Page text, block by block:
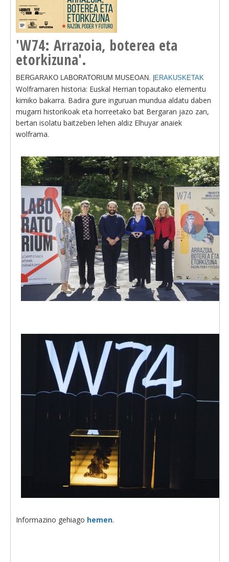
'W74: Arrazoia, boterea eta
etorkizuna'.
BERGARAKO LABORATORIUM MUSEOAN. | ERAKUSKETAK
Wolframaren historia: Euskal Herrian topautako elementu
kimiko bakarra. Badira gure inguruan mundua aldatu daben
mugarri historikoak eta horreetako bat Bergaran jazo zan,
bertan isolatu baitzeben lehen aldiz Elhuyar anaiek
wolframa.
Informazino gehiago hemen.